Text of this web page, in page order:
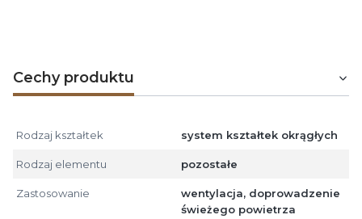
Cechy produktu
Rodzaj kształtek system kształtek okrągłych
Rodzaj elementu pozostałe
Zastosowanie
wentylacja, doprowadzenie
świeżego powietrza